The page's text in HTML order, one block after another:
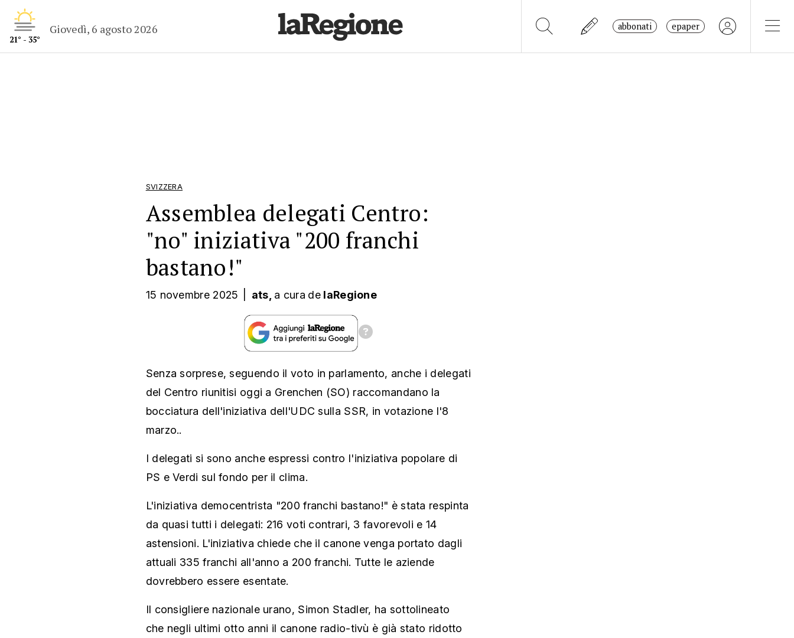
21° - 35°
Giovedì, 6 agosto 2026 abbonati epaper
SVIZZERA
Assemblea delegati Centro:
"no" iniziativa "200 franchi
bastano!"
15 novembre 2025 ats, a cura de laRegione
Senza sorprese, seguendo il voto in parlamento, anche i delegati
del Centro riunitisi oggi a Grenchen (SO) raccomandano la
bocciatura dell'iniziativa dell'UDC sulla SSR, in votazione l'8
marzo..
I delegati si sono anche espressi contro l'iniziativa popolare di
PS e Verdi sul fondo per il clima.
L'iniziativa democentrista "200 franchi bastano!" è stata respinta
da quasi tutti i delegati: 216 voti contrari, 3 favorevoli e 14
astensioni. L'iniziativa chiede che il canone venga portato dagli
attuali 335 franchi all'anno a 200 franchi. Tutte le aziende
dovrebbero essere esentate.
Il consigliere nazionale urano, Simon Stadler, ha sottolineato
che negli ultimi otto anni il canone radio-tivù è già stato ridotto